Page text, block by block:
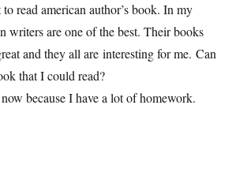
read american author’s book. In my
writers are one of the best. Their books
and they all are interesting for me. Can
that I could read?
because I have a lot of homework.